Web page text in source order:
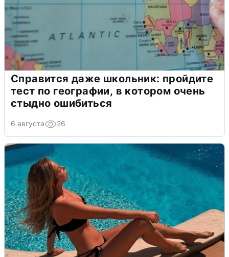
Справится даже школьник: пройдите
тест по географии, в котором очень
стыдно ошибиться
6 августа 26